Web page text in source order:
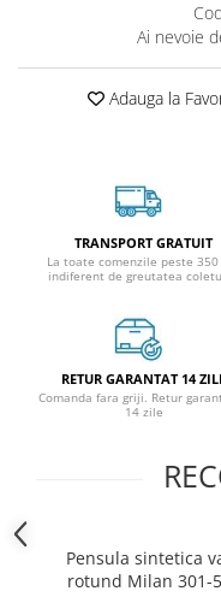
Ai nevoie
Adauga la
TRANSPORT GRATUIT
La toate comenzile peste
indiferent de greutatea
RETUR GARANTAT 14
Comanda fara griji. Retur
14 zile
Pensula sintetica
rotund Milan 301-